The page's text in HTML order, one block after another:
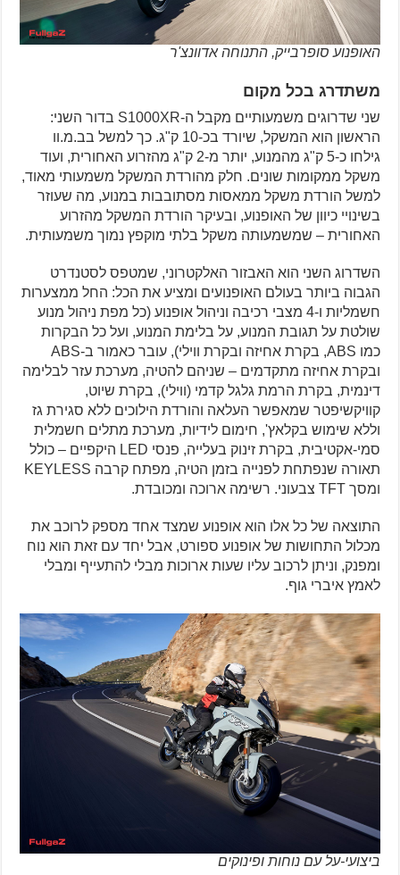
האופנוע סופרבייק, התנוחה אדוונצ'ר
משתדרג בכל מקום
שני שדרוגים משמעותיים מקבל ה-S1000XR בדור השני:
הראשון הוא המשקל, שיורד בכ-10 ק"ג. כך למשל בב.מ.וו
גילחו כ-5 ק"ג מהמנוע, יותר מ-2 ק"ג מהזרוע האחורית, ועוד
משקל ממקומות שונים. חלק מהורדת המשקל משמעותי מאוד,
למשל הורדת משקל ממאסות מסתובבות במנוע, מה שעוזר
בשינויי כיוון של האופנוע, ובעיקר הורדת המשקל מהזרוע
האחורית – שמשמעותה משקל בלתי מוקפץ נמוך משמעותית.
השדרוג השני הוא האבזור האלקטרוני, שמטפס לסטנדרט
הגבוה ביותר בעולם האופנועים ומציע את הכל: החל ממצערות
חשמליות ו-4 מצבי רכיבה וניהול אופנוע (כל מפת ניהול מנוע
שולטת על תגובת המנוע, על בלימת המנוע, ועל כל הבקרות
כמו ABS, בקרת אחיזה ובקרת ווילי), עובר כאמור ב-ABS
ובקרת אחיזה מתקדמים – שניהם להטיה, מערכת עזר לבלימה
דינמית, בקרת הרמת גלגל קדמי (ווילי), בקרת שיוט,
קוויקשיפטר שמאפשר העלאה והורדת הילוכים ללא סגירת גז
וללא שימוש בקלאץ', חימום לידיות, מערכת מתלים חשמלית
סמי-אקטיבית, בקרת זינוק בעלייה, פנסי LED היקפיים – כולל
תאורה שנפתחת לפנייה בזמן הטיה, מפתח קרבה KEYLESS
ומסך TFT צבעוני. רשימה ארוכה ומכובדת.
התוצאה של כל אלו הוא אופנוע שמצד אחד מספק לרוכב את
מכלול התחושות של אופנוע ספורט, אבל יחד עם זאת הוא נוח
ומפנק, וניתן לרכוב עליו שעות ארוכות מבלי להתעייף ומבלי
לאמץ איברי גוף.
ביצועי-על עם נוחות ופינוקים